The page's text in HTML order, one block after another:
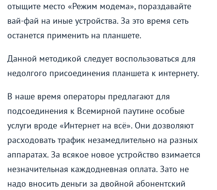
отыщите место «Режим модема», пораздавайте
вай-фай на иные устройства. За это время сеть
останется применить на планшете.
Данной методикой следует воспользоваться для
недолгого присоединения планшета к интернету.
В наше время операторы предлагают для
подсоединения к Всемирной паутине особые
услуги вроде «Интернет на всё». Они дозволяют
расходовать трафик незамедлительно на разных
аппаратах. За всякое новое устройство взимается
незначительная каждодневная оплата. Зато не
надо вносить деньги за двойной абонентский